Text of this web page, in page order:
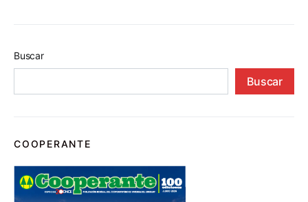
Buscar
Buscar
COOPERANTE